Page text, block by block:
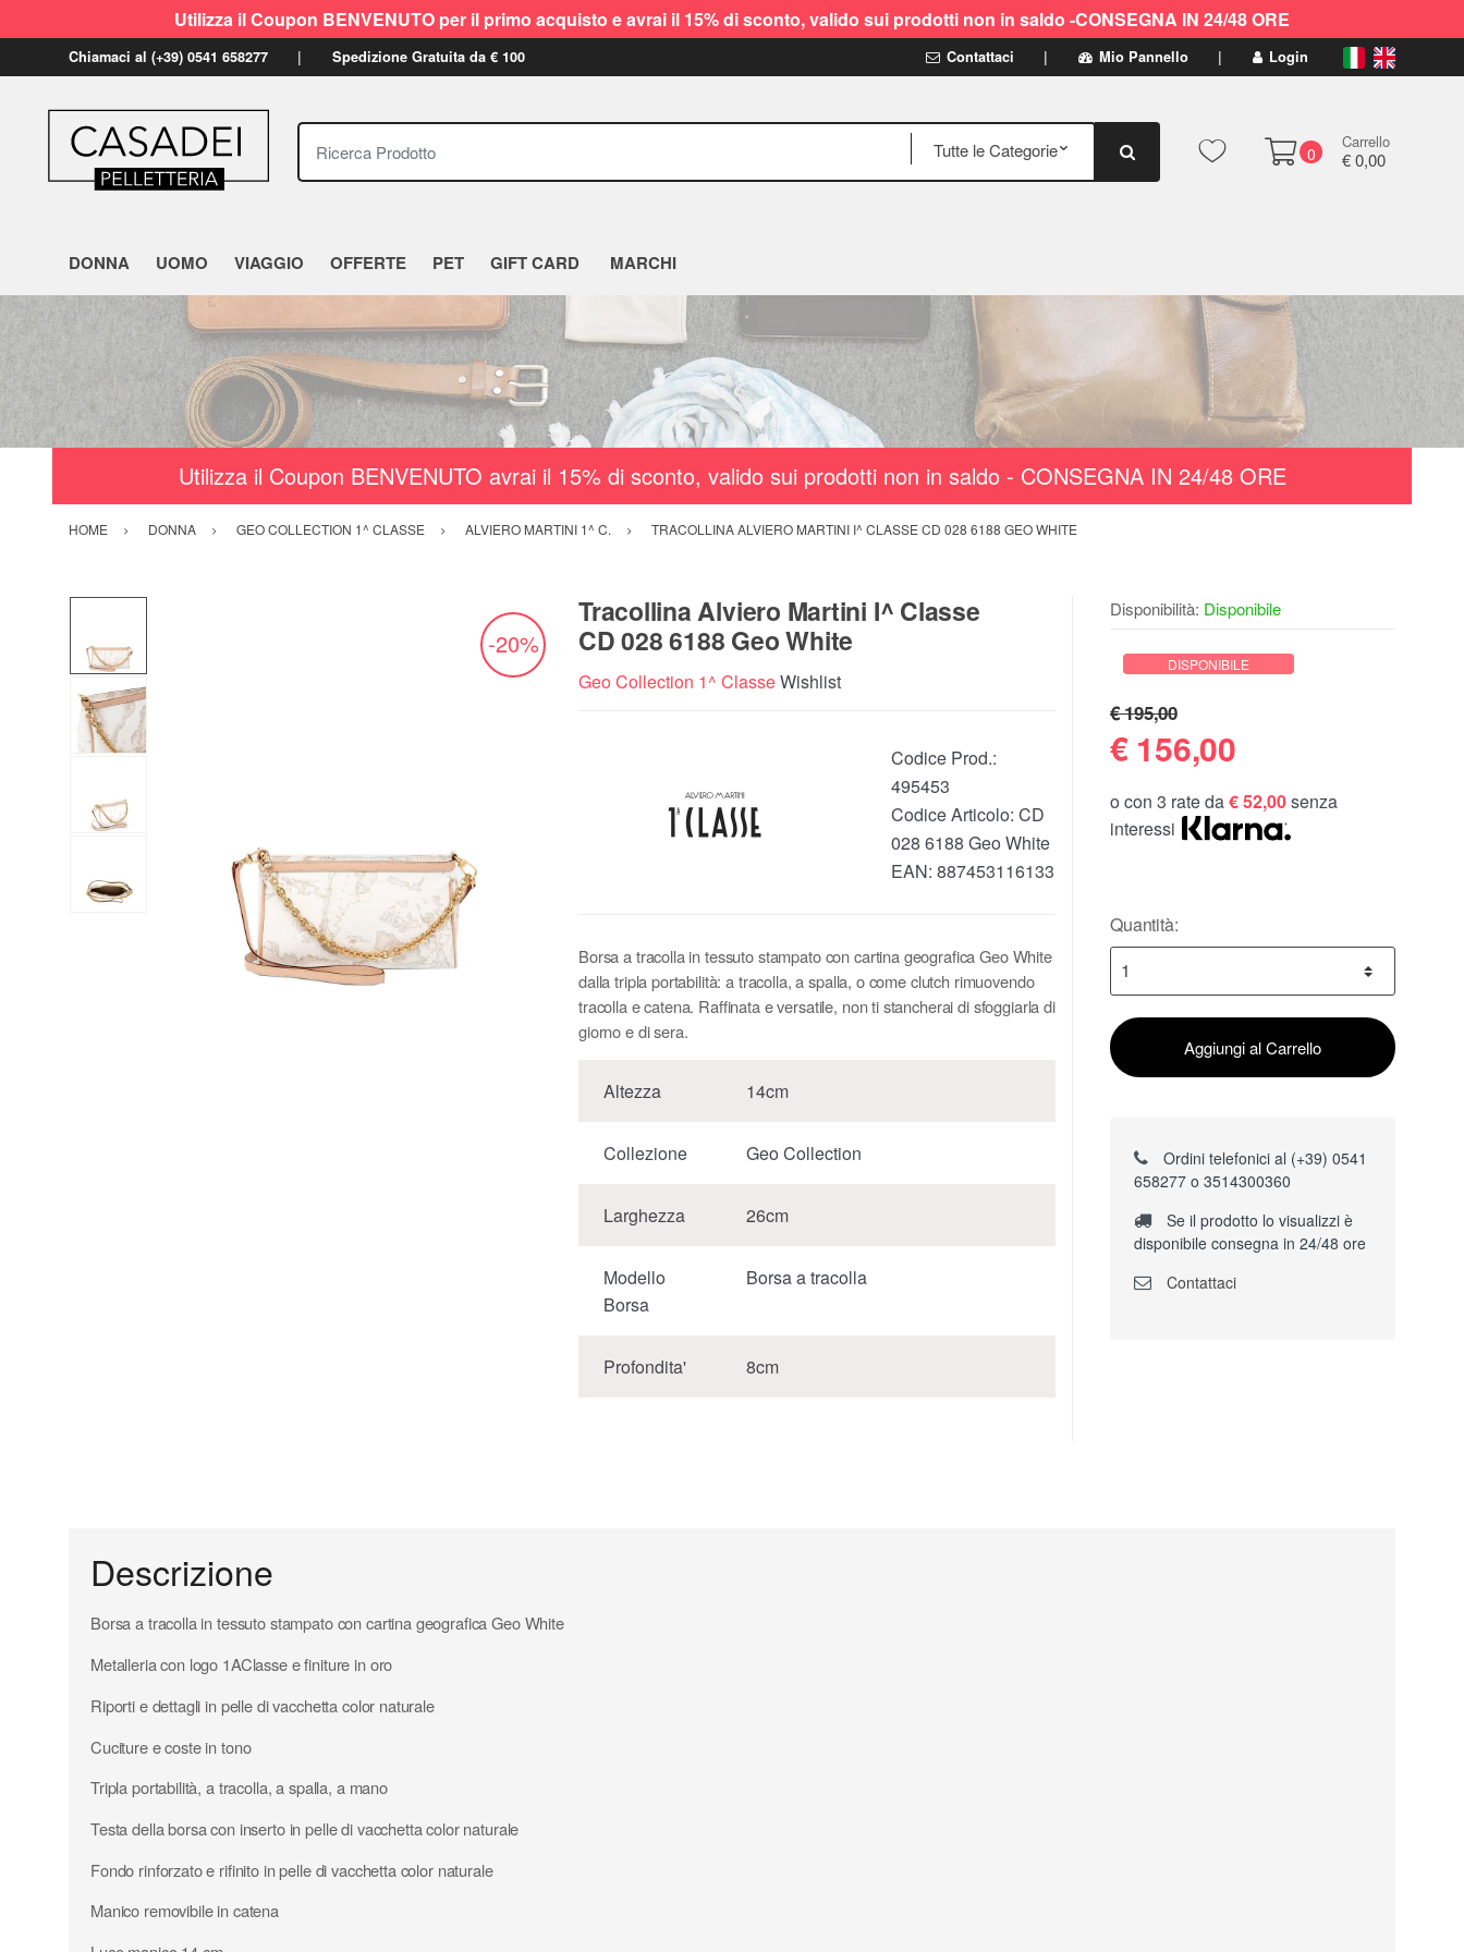
Utilizza il Coupon BENVENUTO per il primo acquisto e avrai il 15% di sconto, valido sui prodotti non in saldo -CONSEGNA IN 24/48 ORE
Chiamaci al (+39) 0541 658277 Spedizione Gratuita da € 100 Contattaci Mio Pannello Login
Ricerca Prodotto
0
Carrello
€ 0,00
DONNA UOMO VIAGGIO OFFERTE PET GIFT CARD MARCHI
Utilizza il Coupon BENVENUTO avrai il 15% di sconto, valido sui prodotti non in saldo - CONSEGNA IN 24/48 ORE
HOME DONNA GEO COLLECTION 1^ CLASSE ALVIERO MARTINI 1^ C. TRACOLLINA ALVIERO MARTINI I^ CLASSE CD 028 6188 GEO WHITE
-20%
Tracollina Alviero Martini I^ Classe
CD 028 6188 Geo White
Geo Collection 1^ ClasseWishlist
Codice Prod.:
495453
Codice Articolo: CD
028 6188 Geo White
EAN: 887453116133
Borsa a tracolla in tessuto stampato con cartina geografica Geo White
dalla tripla portabilità: a tracolla, a spalla, o come clutch rimuovendo
tracolla e catena. Raffinata e versatile, non ti stancherai di sfoggiarla di
giorno e di sera.
Altezza 14cm
Collezione Geo Collection
Larghezza 26cm
Modello
Borsa
Borsa a tracolla
Profondita' 8cm
Disponibilità: Disponibile
DISPONIBILE
€ 195,00
€ 156,00
o con 3 rate da€ 52,00senza
interessi
Quantità:
Aggiungi al Carrello
Ordini telefonici al (+39) 0541
658277 o 3514300360
Se il prodotto lo visualizzi è
disponibile consegna in 24/48 ore
Contattaci
Descrizione
Borsa a tracolla in tessuto stampato con cartina geografica Geo White
Metalleria con logo 1AClasse e finiture in oro
Riporti e dettagli in pelle di vacchetta color naturale
Cuciture e coste in tono
Tripla portabilità, a tracolla, a spalla, a mano
Testa della borsa con inserto in pelle di vacchetta color naturale
Fondo rinforzato e rifinito in pelle di vacchetta color naturale
Manico removibile in catena